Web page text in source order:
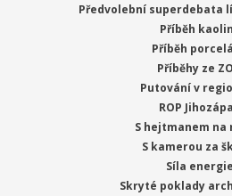
Předvolební superdebata
Příběh
Příběh
Příběhy ze
Putování v
ROP
S hejtmanem na
S kamerou za
Síla energie
Skryté poklady